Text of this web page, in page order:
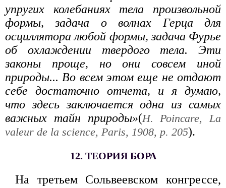
упругих колебаниях тела произвольной
формы, задача о волнах Герца для
осциллятора любой формы, задача Фурье
об охлаждении твердого тела. Эти
законы проще, но они совсем иной
природы... Во всем этом еще не отдают
себе достаточно отчета, и я думаю,
что здесь заключается одна из самых
важных тайн природы»(Н. Роinсаre, La
valeur de la science, Paris, 1908, p. 205).
12. ТЕОРИЯ БОРА
На третьем Сольвеевском конгрессе,